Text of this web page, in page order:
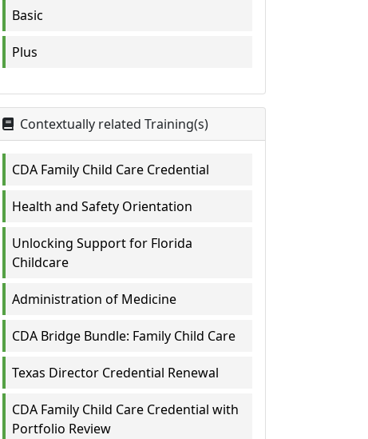
Basic
Plus
Contextually related Training(s)
CDA Family Child Care Credential
Health and Safety Orientation
Unlocking Support for Florida
Childcare
Administration of Medicine
CDA Bridge Bundle: Family Child Care
Texas Director Credential Renewal
CDA Family Child Care Credential with
Portfolio Review